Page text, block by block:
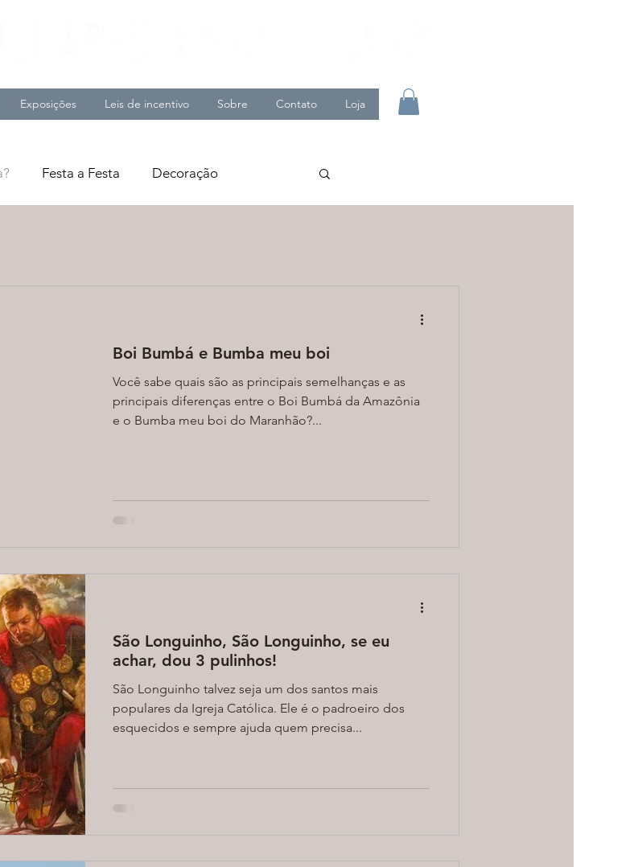
Exposições Leis de incentivo Sobre Contato Loja
Festa a Festa Decoração
Boi Bumbá e Bumba meu boi
Você sabe quais são as principais semelhanças e as
principais diferenças entre o Boi Bumbá da Amazônia
e o Bumba meu boi do Maranhão?...
São Longuinho, São Longuinho, se eu
achar, dou 3 pulinhos!
São Longuinho talvez seja um dos santos mais
populares da Igreja Católica. Ele é o padroeiro dos
esquecidos e sempre ajuda quem precisa...